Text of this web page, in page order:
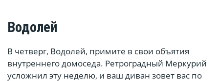
Водолей
В четверг, Водолей, примите в свои объятия
внутреннего домоседа. Ретроградный Меркурий
усложнил эту неделю, и ваш диван зовет вас по